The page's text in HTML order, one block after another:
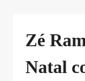
Zé
Natal